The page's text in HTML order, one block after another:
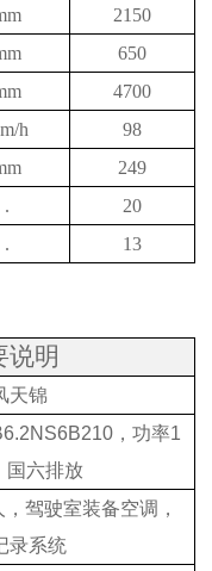
2150
650
4700
h
98
249
.
20
. 13
说明
天锦
，功率1
国六排放
，驾驶室装备空调，
录系统